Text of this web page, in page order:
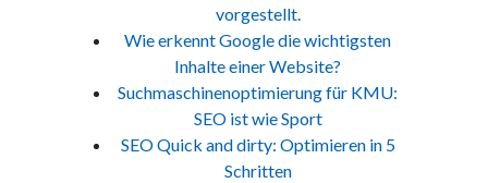
vorgestellt.
Wie erkennt Google die wichtigsten
Inhalte einer Website?
Suchmaschinenoptimierung für KMU:
SEO ist wie Sport
SEO Quick and dirty: Optimieren in 5
Schritten